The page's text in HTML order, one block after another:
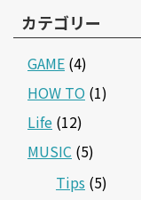
カテゴリー
GAME (4)
HOW TO (1)
Life (12)
MUSIC (5)
Tips (5)